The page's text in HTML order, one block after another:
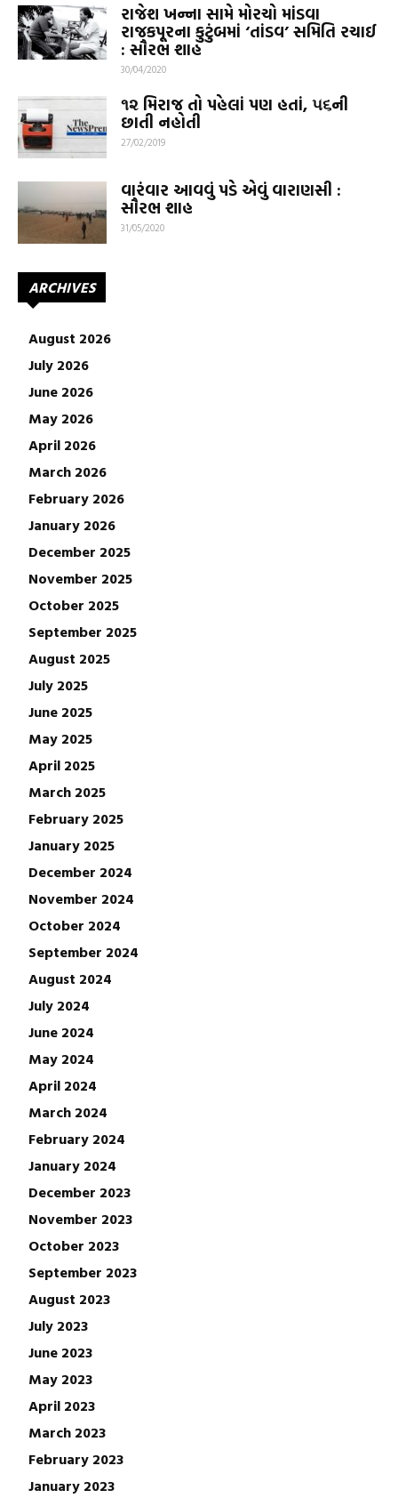
રાજેશ ખન્ના સામે મોરચો માંડવા
રાજકપૂરના કુટુંબમાં ‘તાંડવ’ સમિતિ રચાઈ
: સૌરભ શાહ
30/04/2020
૧૨ મિરાજ તો પહેલાં પણ હતાં, ૫૬ની
છાતી નહોતી
27/02/2019
વારંવાર આવવું પડે એવું વારાણસી :
સૌરભ શાહ
31/05/2020
ARCHIVES
August 2026
July 2026
June 2026
May 2026
April 2026
March 2026
February 2026
January 2026
December 2025
November 2025
October 2025
September 2025
August 2025
July 2025
June 2025
May 2025
April 2025
March 2025
February 2025
January 2025
December 2024
November 2024
October 2024
September 2024
August 2024
July 2024
June 2024
May 2024
April 2024
March 2024
February 2024
January 2024
December 2023
November 2023
October 2023
September 2023
August 2023
July 2023
June 2023
May 2023
April 2023
March 2023
February 2023
January 2023